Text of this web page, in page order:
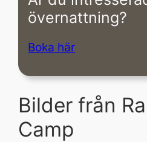
övernattning?
Boka här
Bilder från
Camp